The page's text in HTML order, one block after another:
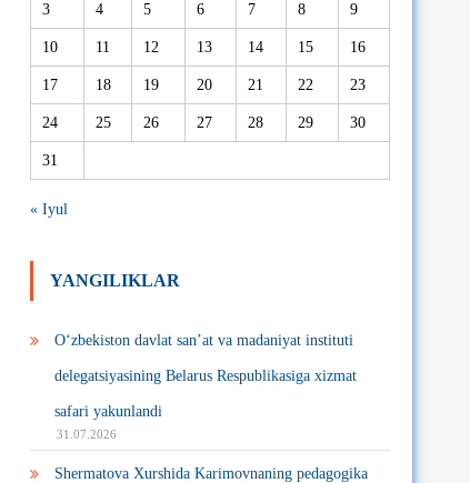
3 4 5 6 7 8 9
10 11 12 13 14 15 16
17 18 19 20 21 22 23
24 25 26 27 28 29 30
31
« Iyul
YANGILIKLAR
O‘zbekiston davlat san’at va madaniyat instituti
delegatsiyasining Belarus Respublikasiga xizmat
safari yakunlandi
31.07.2026
Shermatova Xurshida Karimovnaning pedagogika